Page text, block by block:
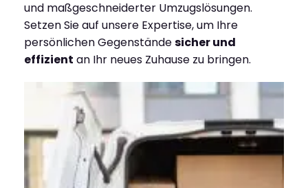
und maßgeschneiderter Umzugslösungen.
Setzen Sie auf unsere Expertise, um Ihre
persönlichen Gegenständesicher und
effizient an Ihr neues Zuhause zu bringen.